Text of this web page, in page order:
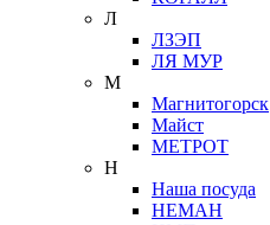
Л
ЛЗЭП
ЛЯ МУР
М
Магнитогорск
Майст
МЕТРОТ
Н
Наша посуда
НЕМАН